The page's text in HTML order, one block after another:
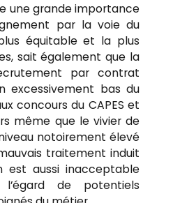
une grande importance
par la voie du
équitable et la plus
sait également que la
par contrat
excessivement bas du
concours du CAPES et
même que le vivier de
notoirement élevé
traitement induit
est aussi inacceptable
de potentiels